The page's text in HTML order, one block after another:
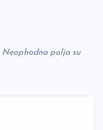
Neophodna polja su